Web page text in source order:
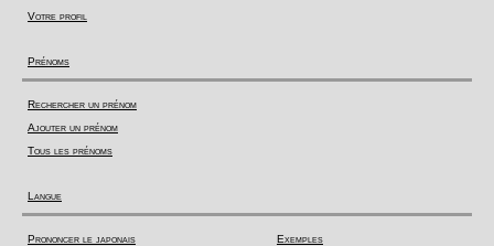
Votre profil
Prénoms
Rechercher un prénom
Ajouter un prénom
Tous les prénoms
Langue
Prononcer le japonais
Exemples